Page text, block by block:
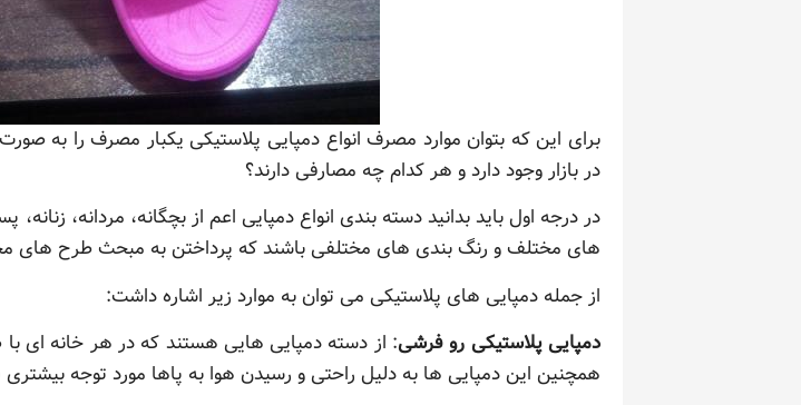
برای این که بتوان موارد مصرف انواع دمپایی پلاستیکی یکبار مصرف را به
در بازار وجود دارد و هر کدام چه مصارفی دارند؟
در درجه اول باید بدانید دسته بندی انواع دمپایی اعم از بچگانه، مردانه،
های مختلف و رنگ بندی های مختلفی باشند که پرداختن به مبحث طرح های
از جمله دمپایی های پلاستیکی می توان به موارد زیر اشاره داشت:
دمپایی پلاستیکی رو فرشی: از دسته دمپایی هایی هستند که در هر خانه ای
همچنین این دمپایی ها به دلیل راحتی و رسیدن هوا به پاها مورد توجه بیشتری